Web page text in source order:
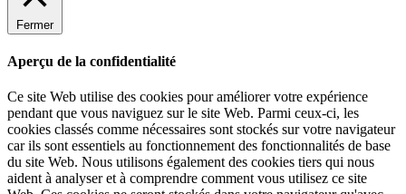
Fermer
Aperçu de la confidentialité
Ce site Web utilise des cookies pour améliorer votre expérience
pendant que vous naviguez sur le site Web. Parmi ceux-ci, les
cookies classés comme nécessaires sont stockés sur votre navigateur
car ils sont essentiels au fonctionnement des fonctionnalités de base
du site Web. Nous utilisons également des cookies tiers qui nous
aident à analyser et à comprendre comment vous utilisez ce site